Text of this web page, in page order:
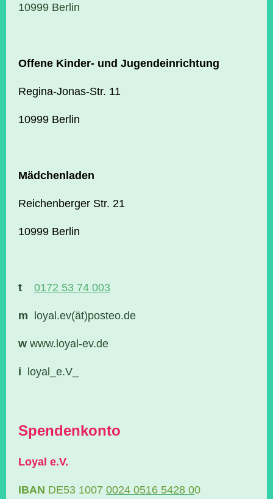
10999 Berlin
Offene Kinder- und Jugendeinrichtung
Regina-Jonas-Str. 11
10999 Berlin
Mädchenladen
Reichenberger Str. 21
10999 Berlin
t 0172 53 74 003
m loyal.ev(ät)posteo.de
w www.loyal-ev.de
i loyal_e.V_
Spendenkonto
Loyal e.V.
IBAN DE53 1007 0024 0516 5428 00